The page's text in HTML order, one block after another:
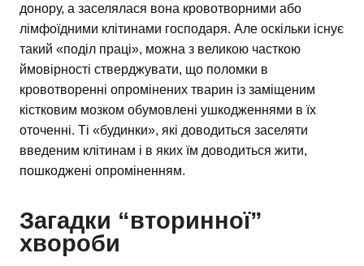
донору, а заселялася вона кровотворними або
лімфоїдними клітинами господаря. Але оскільки існує
такий «поділ праці», можна з великою часткою
ймовірності стверджувати, що поломки в
кровотворенні опромінених тварин із заміщеним
кістковим мозком обумовлені ушкодженнями в їх
оточенні. Ті «будинки», які доводиться заселяти
введеним клітинам і в яких їм доводиться жити,
пошкоджені опроміненням.
Загадки “вторинної”
хвороби